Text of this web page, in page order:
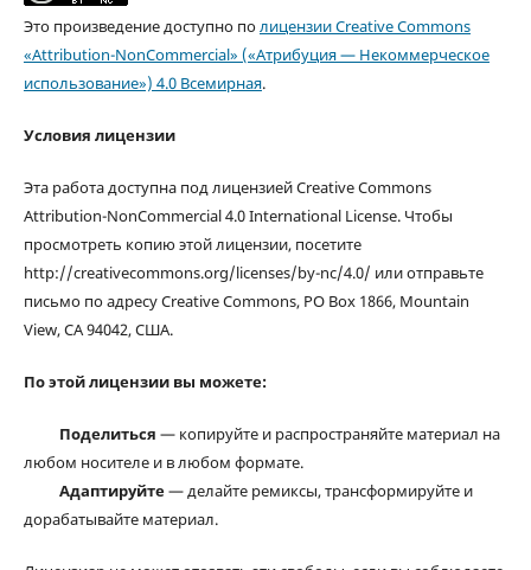
Это произведение доступно полицензии Creative Commons
«Attribution-NonCommercial» («Атрибуция — Некоммерческое
использование») 4.0 Всемирная.
Условия лицензии
Эта работа доступна под лицензией Creative Commons
Attribution-NonCommercial 4.0 International License. Чтобы
просмотреть копию этой лицензии, посетите
http://creativecommons.org/licenses/by-nc/4.0/ или отправьте
письмо по адресу Creative Commons, PO Box 1866, Mountain
View, CA 94042, США.
По этой лицензии вы можете:
Поделиться — копируйте и распространяйте материал на
любом носителе и в любом формате.
Адаптируйте— делайте ремиксы, трансформируйте и
дорабатывайте материал.